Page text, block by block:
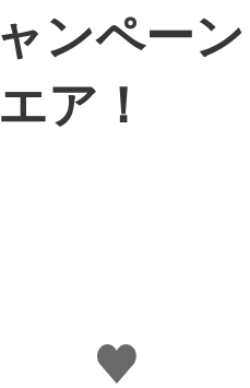
ンペーン
ア！
い
い